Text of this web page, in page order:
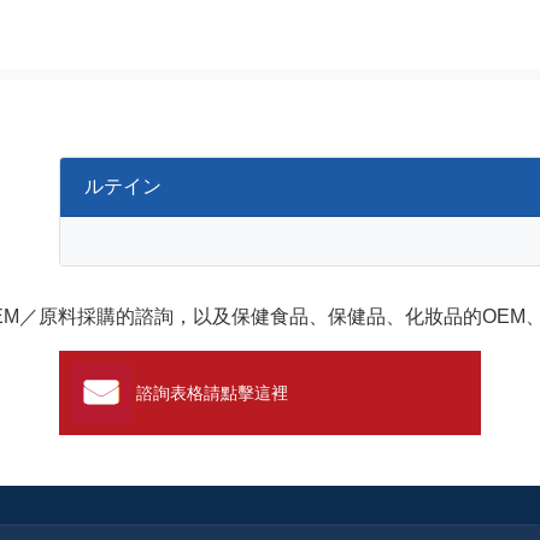
ルテイン
／原料採購的諮詢，以及保健食品、保健品、化妝品的OEM
諮詢表格請點擊這裡